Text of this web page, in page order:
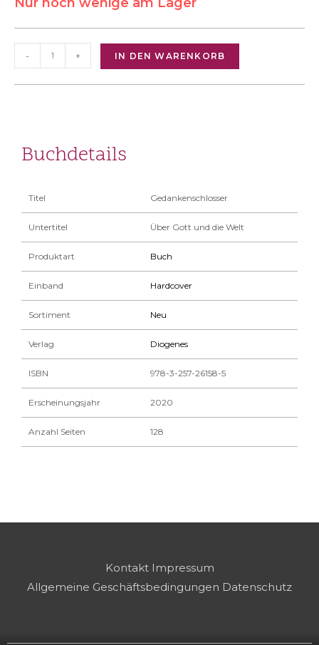
- + IN DEN WARENKORB
Buchdetails
Titel Gedankenschlosser
Untertitel Über Gott und die Welt
Produktart Buch
Einband Hardcover
Sortiment Neu
Verlag Diogenes
ISBN 978-3-257-26158-5
Erscheinungsjahr 2020
Anzahl Seiten 128
Kontakt Impressum
Allgemeine Geschäftsbedingungen Datenschutz